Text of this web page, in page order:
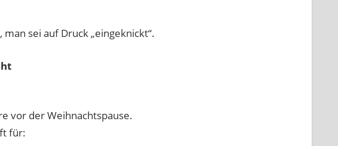
sei auf Druck „eingeknickt“.
vor der Weihnachtspause.
für: